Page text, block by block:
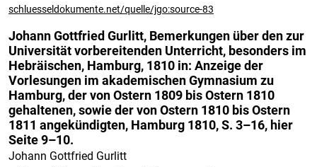
schluesseldokumente.net/quelle/jgo:source-83
Johann Gottfried Gurlitt, Bemerkungen über den zur
Universität vorbereitenden Unterricht, besonders im
Hebräischen, Hamburg, 1810 in: Anzeige der
Vorlesungen im akademischen Gymnasium zu
Hamburg, der von Ostern 1809 bis Ostern 1810
gehaltenen, sowie der von Ostern 1810 bis Ostern
1811 angekündigten, Hamburg 1810, S. 3–16, hier
Seite 9–10.
Johann Gottfried Gurlitt